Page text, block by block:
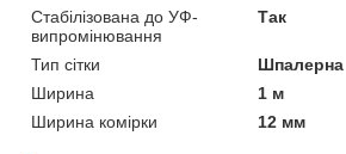
Стабілізована до УФ-
випромінювання
Так
Тип сітки
Шпалерна
Ширина
1 м
Ширина комірки
12 мм